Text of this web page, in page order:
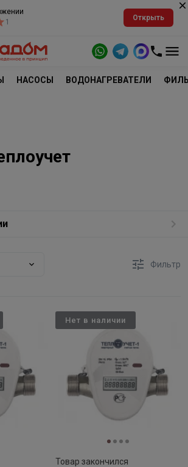
1
Открыть
НАСОСЫ ВОДОНАГРЕВАТЕЛИ
Фильтр
Товар закончился
Нет в наличии